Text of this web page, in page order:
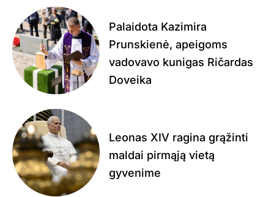
Palaidota Kazimira
Prunskienė, apeigoms
vadovavo kunigas Ričardas
Doveika
Leonas XIV ragina grąžinti
maldai pirmąją vietą
gyvenime